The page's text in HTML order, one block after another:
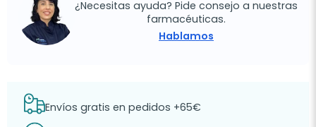
¿Necesitas ayuda? Pide consejo a nuestras
farmacéuticas.
Hablamos
Envíos gratis en pedidos +65€